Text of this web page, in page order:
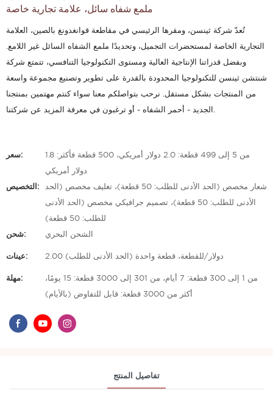
ملمع شفاه سائل، علامة تجارية خاصة
تُعدّ شركة ثينسن، ومقرها الرئيسي في مقاطعة قوانغدونغ بالصين، العلامة
التجارية الخاصة لمستحضرات التجميل، وتحديدًا ملمع الشفاه السائل غير اللامع.
وبفضل قدراتنا الإنتاجية العالية ومستوى التكنولوجيا التنافسي، تتمتع شركة
شنتشن ثينسن للتكنولوجيا المحدودة بالقدرة على تطوير وتصنيع مجموعة واسعة
من المنتجات بشكل مستقل. نرحب بتواصلكم معنا سواء كنتم مهتمين بمنتجنا
سعر: من 5 إلى 499 قطعة: 2.0 دولار أمريكي، 500 قطعة فأكثر: 1.8
دولار أمريكي
التخصيص: شعار مخصص (الحد الأدنى للطلب: 50 قطعة)، تغليف مخصص (الحد
الأدنى للطلب: 50 قطعة)، تصميم جرافيكي مخصص (الحد الأدنى
للطلب: 50 قطعة)
شحن: الشحن البحري
عينات: 2.00 دولار/للقطعة، قطعة واحدة (الحد الأدنى للطلب)
مهلة: من 1 إلى 300 قطعة: 7 أيام، من 301 إلى 3000 قطعة: 15 يومًا،
أكثر من 3000 قطعة: قابل للتفاوض (بالأيام)
تفاصيل المنتج